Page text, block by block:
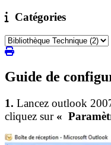
Catégories
Guide de
1. Lancez outlook
cliquez sur «